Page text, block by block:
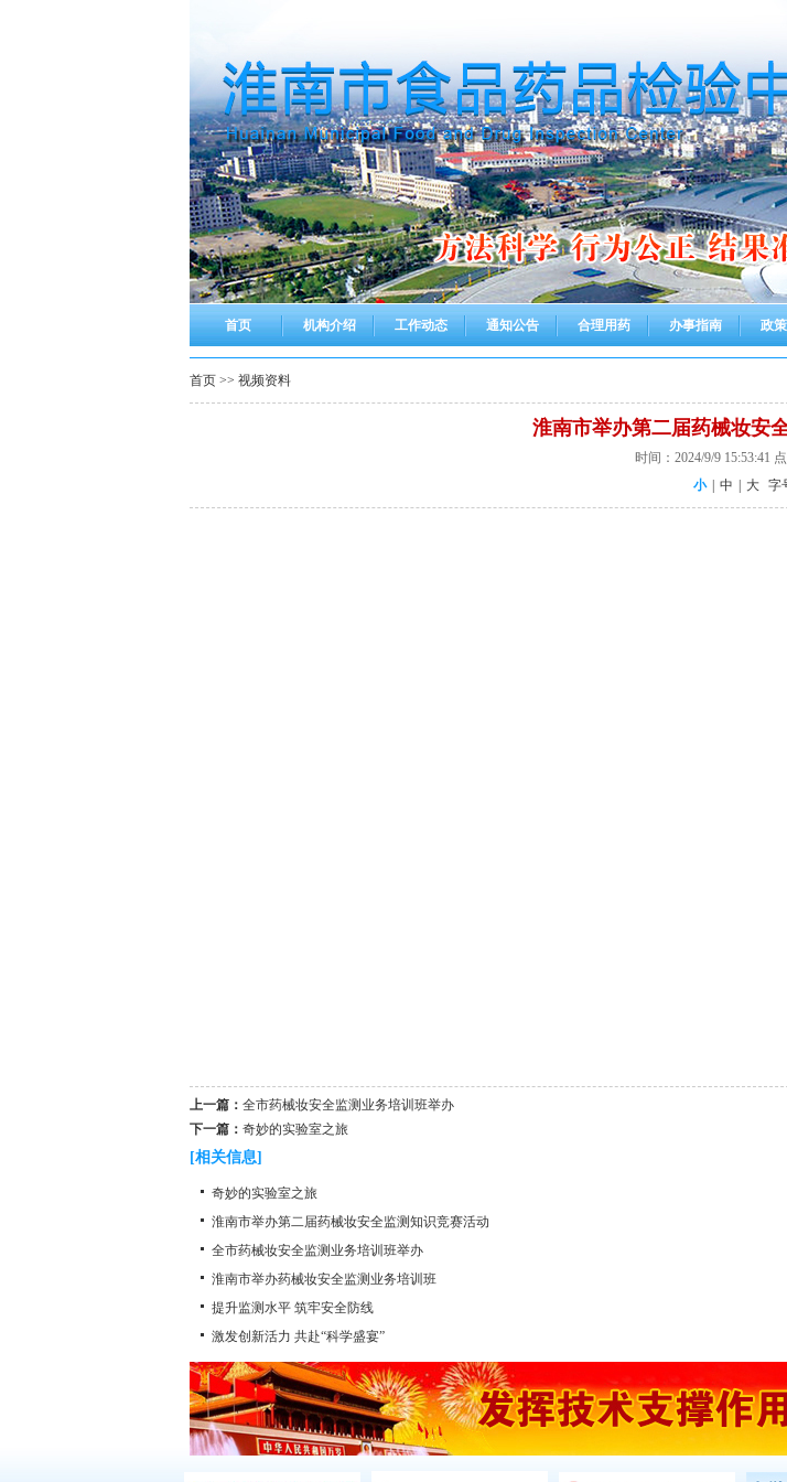
首页 机构介绍 工作动态 通知公告 合理用药 办事指南 政
首页 >> 视频资料
淮南市举办第二届药械妆安
时间：2024/9/9 15:53:41
小
中 大 字
上一篇： 全市药械妆安全监测业务培训班举办
下一篇： 奇妙的实验室之旅
[相关信息]
奇妙的实验室之旅
淮南市举办第二届药械妆安全监测知识竞赛活动
全市药械妆安全监测业务培训班举办
淮南市举办药械妆安全监测业务培训班
提升监测水平 筑牢安全防线
激发创新活力 共赴“科学盛宴”